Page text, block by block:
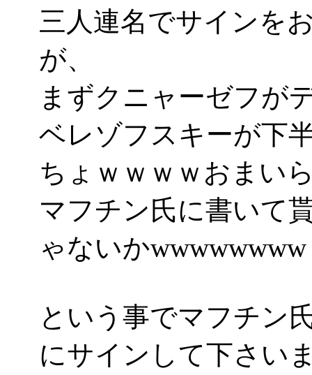
三人連名でサインを
が、
まずクニャーゼフが
ベレゾフスキーが下
ちょｗｗｗｗおまい
マフチン氏に書いて
ゃないかwwwwwwww
という事でマフチン
にサインして下さい